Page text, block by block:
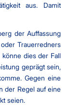
aus. Damit
der Auffassung
Trauerredners
dies der Fall
geprägt sein,
Gegen eine
der Regel auf eine
seien.